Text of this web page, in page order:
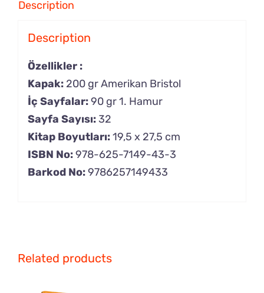
Description
Description
Özellikler :
Kapak:200 gr Amerikan Bristol
İç Sayfalar:90 gr 1. Hamur
Sayfa Sayısı:32
Kitap Boyutları:19,5 x 27,5 cm
ISBN No:978-625-7149-43-3
Barkod No:9786257149433
Related products